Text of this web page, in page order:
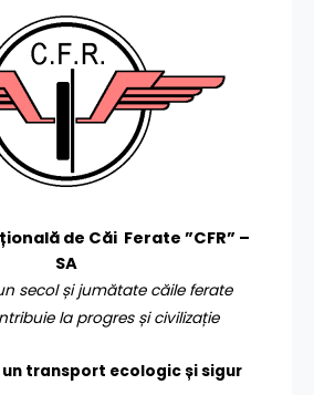
de Căi Ferate ”CFR” –
SA
secol și jumătate căile ferate
la progres și civilizație
transport ecologic și sigur